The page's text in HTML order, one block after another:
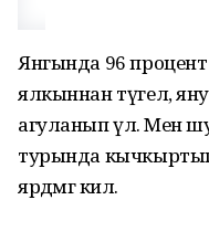
Янгында 96 процент
ялкыннан түгел,
агуланып үлә. Менә
турында кычкыртып
ярдәмгә килә.